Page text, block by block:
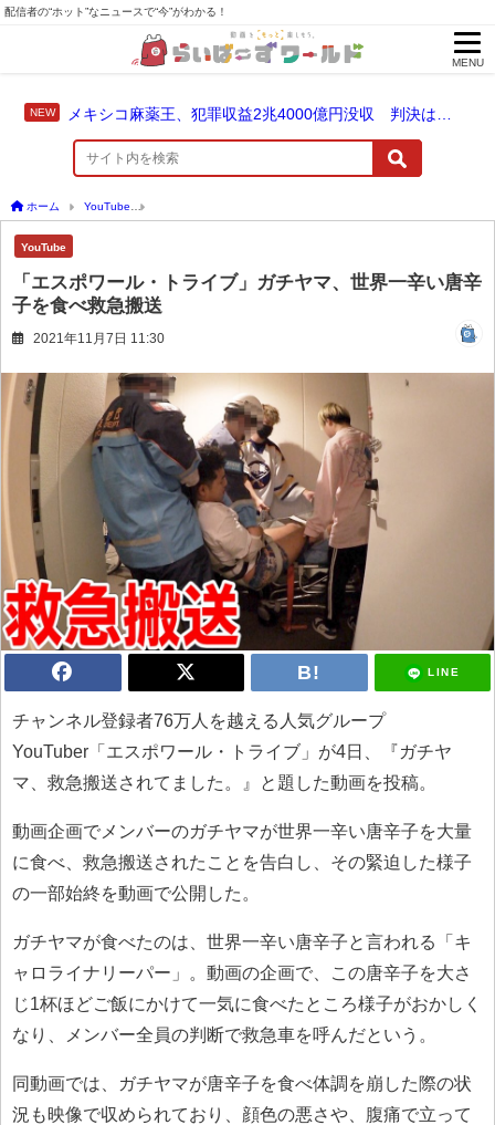
配信者の“ホット”なニュースで“今”がわかる！
MENU
ホーム YouTube
YouTube
「エスポワール・トライブ」ガチヤマ、世界一辛い唐辛
子を食べ救急搬送
2021年11月7日 11:30
LINE
チャンネル登録者76万人を越える人気グループ
YouTuber「エスポワール・トライブ」が4日、『ガチヤ
マ、救急搬送されてました。』と題した動画を投稿。
動画企画でメンバーのガチヤマが世界一辛い唐辛子を大量
に食べ、救急搬送されたことを告白し、その緊迫した様子
の一部始終を動画で公開した。
ガチヤマが食べたのは、世界一辛い唐辛子と言われる「キ
ャロライナリーパー」。動画の企画で、この唐辛子を大さ
じ1杯ほどご飯にかけて一気に食べたところ様子がおかしく
なり、メンバー全員の判断で救急車を呼んだという。
同動画では、ガチヤマが唐辛子を食べ体調を崩した際の状
況も映像で収められており、顔色の悪さや、腹痛で立って